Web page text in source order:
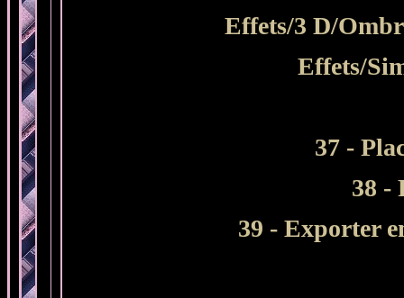
Effets/3 D/
Effets/
37 -
38 -
39 - Exporter